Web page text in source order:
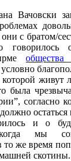
Вачовски
с братом/
говорилось
общества
живут
была
согласно
остаться
и о
мы
же время
скотины.